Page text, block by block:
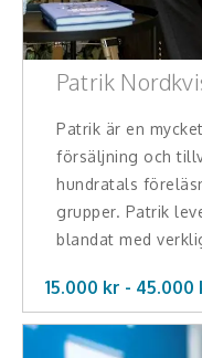
Patrik
Patrik är en
försäljning och
hundratals
grupper. Patrik
blandat med
15.000 kr - 45.000